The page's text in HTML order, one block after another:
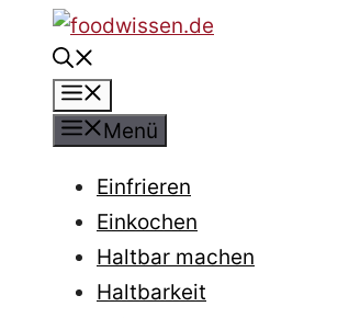
Inhalt
springen
Menü
Einfrieren
Einkochen
Haltbar machen
Haltbarkeit